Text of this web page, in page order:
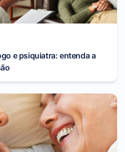
e psiquiatra: entenda a